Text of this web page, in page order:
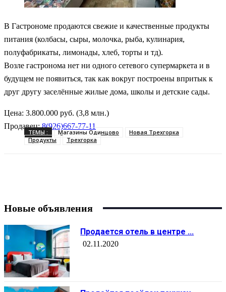
В Гастрономе продаются свежие и качественные продукты
питания (колбасы, сыры, молочка, рыба, кулинария,
полуфабрикаты, лимонады, хлеб, торты и тд).
Возле гастронома нет ни одного сетевого супермаркета и в
будущем не появиться, так как вокруг построены впритык к
друг другу заселённые жилые дома, школы и детские сады.
Цена: 3.800.000 руб. (3,8 млн.)
Продавец: 8(926)667-77-11
ТЕМЫ : Магазины Одинцово
Новая Трехгорка
Продукты
Трехгорка
Новые объявления
Продается отель в центре ...
02.11.2020